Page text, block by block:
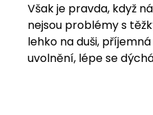
Však je pravda, když
nejsou problémy s
lehko na duši,
uvolnění, lépe se